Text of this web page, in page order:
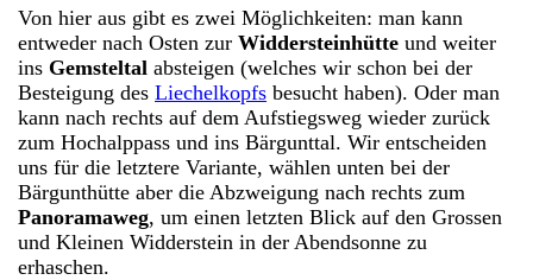
Von hier aus gibt es zwei Möglichkeiten: man kann
entweder nach Osten zurWiddersteinhütte und weiter
ins Gemsteltal absteigen (welches wir schon bei der
Besteigung desLiechelkopfs besucht haben). Oder man
kann nach rechts auf dem Aufstiegsweg wieder zurück
zum Hochalppass und ins Bärgunttal. Wir entscheiden
uns für die letztere Variante, wählen unten bei der
Bärgunthütte aber die Abzweigung nach rechts zum
Panoramaweg, um einen letzten Blick auf den Grossen
und Kleinen Widderstein in der Abendsonne zu
erhaschen.